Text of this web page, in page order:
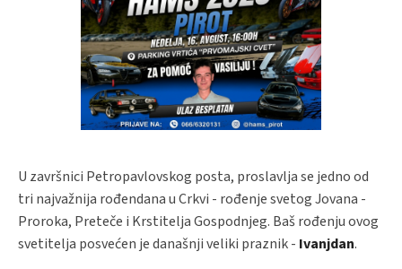
U završnici Petropavlovskog posta, proslavlja se jedno od
tri najvažnija rođendana u Crkvi - rođenje svetog Jovana -
Proroka, Preteče i Krstitelja Gospodnjeg. Baš rođenju ovog
svetitelja posvećen je današnji veliki praznik - Ivanjdan.